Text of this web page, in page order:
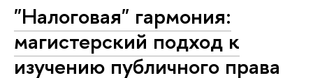
"Налоговая" гармония:
магистерский подход к
изучению публичного права